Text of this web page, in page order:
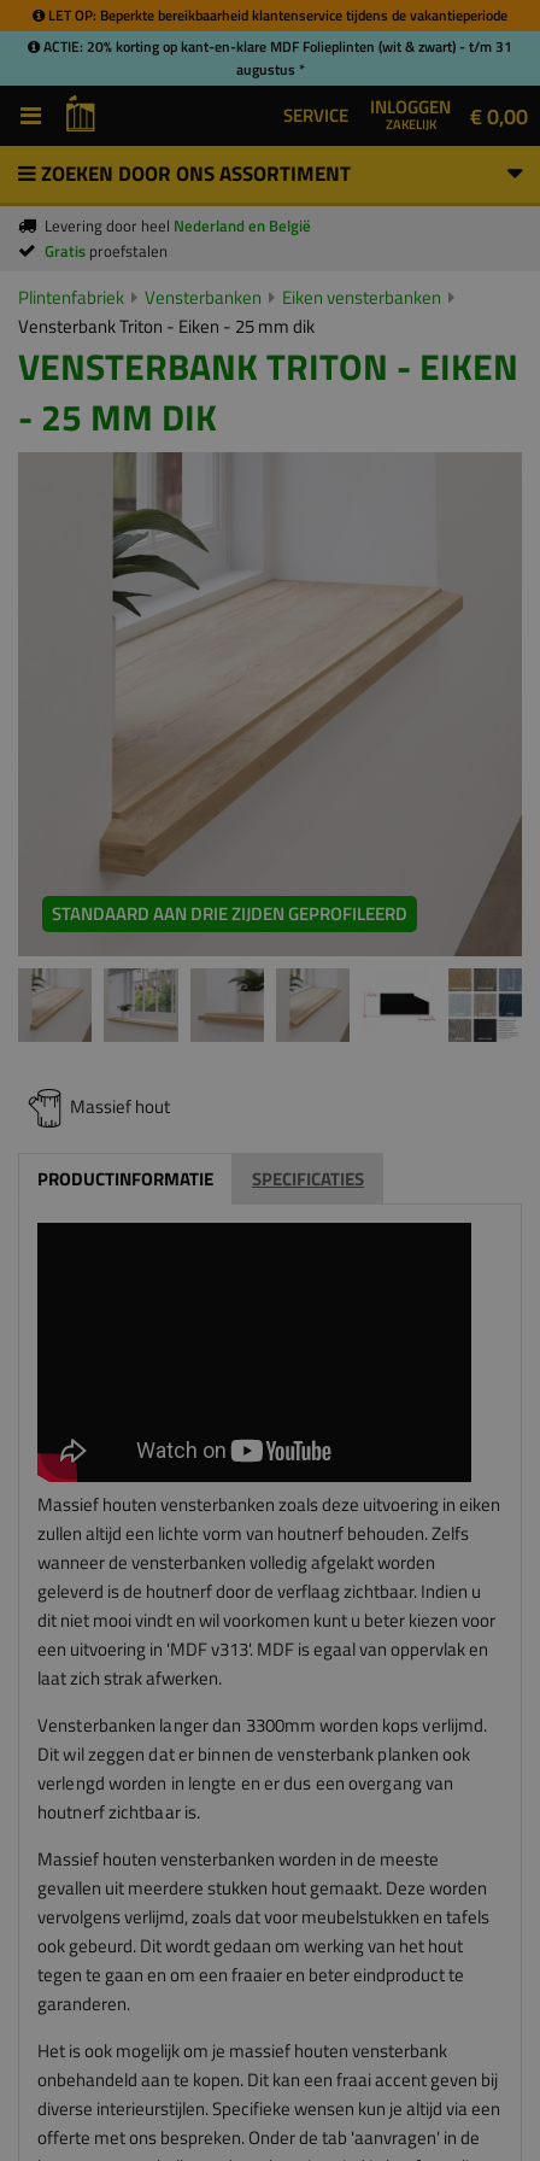
LET OP: Beperkte bereikbaarheid klantenservice tijdens de vakantieperiode
ACTIE: 20% korting op kant-en-klare MDF Folieplinten (wit & zwart) - t/m 31
augustus *
SERVICE INLOGGEN
ZAKELIJK € 0,00
ZOEKEN DOOR ONS ASSORTIMENT
Levering door heel Nederland en België
Gratis proefstalen
Plintenfabriek Vensterbanken
Eiken vensterbanken
Vensterbank Triton - Eiken - 25 mm dik
VENSTERBANK TRITON - EIKEN
- 25 MM DIK
STANDAARD AAN DRIE ZIJDEN GEPROFILEERD
Massief hout
PRODUCTINFORMATIE SPECIFICATIES
Massief houten vensterbanken zoals deze uitvoering in eiken
zullen altijd een lichte vorm van houtnerf behouden. Zelfs
wanneer de vensterbanken volledig afgelakt worden
geleverd is de houtnerf door de verflaag zichtbaar. Indien u
dit niet mooi vindt en wil voorkomen kunt u beter kiezen voor
een uitvoering in 'MDF v313'. MDF is egaal van oppervlak en
laat zich strak afwerken.
Vensterbanken langer dan 3300mm worden kops verlijmd.
Dit wil zeggen dat er binnen de vensterbank planken ook
verlengd worden in lengte en er dus een overgang van
houtnerf zichtbaar is.
Massief houten vensterbanken worden in de meeste
gevallen uit meerdere stukken hout gemaakt. Deze worden
vervolgens verlijmd, zoals dat voor meubelstukken en tafels
ook gebeurd. Dit wordt gedaan om werking van het hout
tegen te gaan en om een fraaier en beter eindproduct te
garanderen.
Het is ook mogelijk om je massief houten vensterbank
onbehandeld aan te kopen. Dit kan een fraai accent geven bij
diverse interieurstijlen. Specifieke wensen kun je altijd via een
offerte met ons bespreken. Onder de tab 'aanvragen' in de